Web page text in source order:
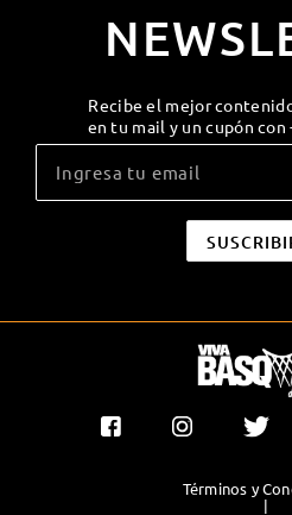
Recibe el mejor
en tu mail y un cupón con
Términos y
|